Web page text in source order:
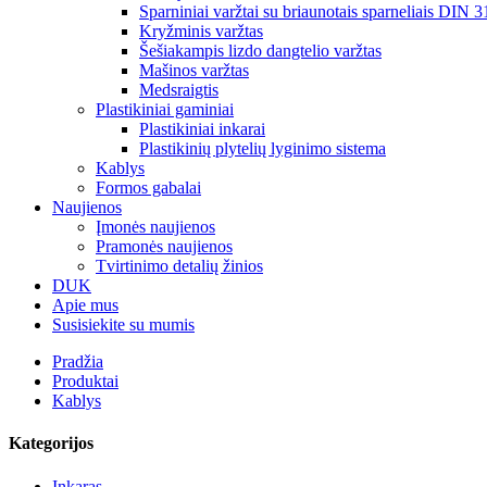
Sparniniai varžtai su briaunotais sparneliais DIN
Kryžminis varžtas
Šešiakampis lizdo dangtelio varžtas
Mašinos varžtas
Medsraigtis
Plastikiniai gaminiai
Plastikiniai inkarai
Plastikinių plytelių lyginimo sistema
Kablys
Formos gabalai
Naujienos
Įmonės naujienos
Pramonės naujienos
Tvirtinimo detalių žinios
DUK
Apie mus
Susisiekite su mumis
Pradžia
Produktai
Kablys
Kategorijos